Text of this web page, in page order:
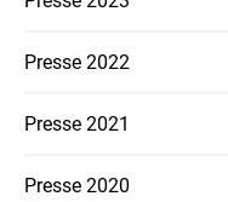
Presse 2022
Presse 2021
Presse 2020